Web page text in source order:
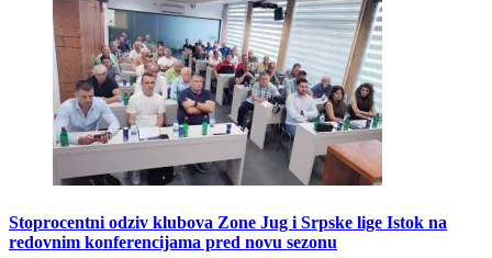
Stoprocentni odziv klubova Zone Jug i Srpske lige Istok na
redovnim konferencijama pred novu sezonu